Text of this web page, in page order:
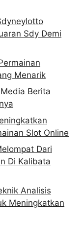
Sdy Demi
Menarik
Berita
Slot Online
Dari
Di Kalibata
Analisis
Meningkatkan